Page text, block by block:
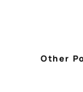
Other